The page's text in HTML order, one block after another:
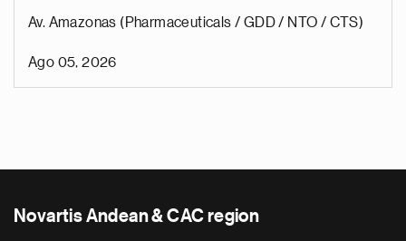
Av. Amazonas (Pharmaceuticals / GDD / NTO / CTS)
Ago 05, 2026
Novartis Andean & CAC region